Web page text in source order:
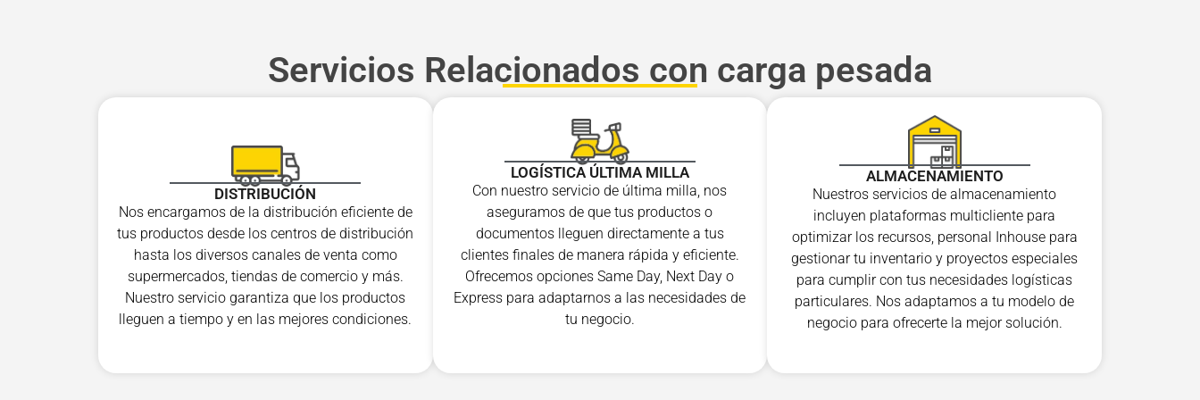
Servicios Relacionados con carga pesada
DISTRIBUCIÓN
Nos encargamos de la distribución eficiente de
tus productos desde los centros de distribución
hasta los diversos canales de venta como
supermercados, tiendas de comercio y más.
Nuestro servicio garantiza que los productos
lleguen a tiempo y en las mejores condiciones.
LOGÍSTICA ÚLTIMA MILLA
Con nuestro servicio de última milla, nos
aseguramos de que tus productos o
documentos lleguen directamente a tus
clientes finales de manera rápida y eficiente.
Ofrecemos opciones Same Day, Next Day o
Express para adaptarnos a las necesidades de
tu negocio.
ALMACENAMIENTO
Nuestros servicios de almacenamiento
incluyen plataformas multicliente para
optimizar los recursos, personal Inhouse para
gestionar tu inventario y proyectos especiales
para cumplir con tus necesidades logísticas
particulares. Nos adaptamos a tu modelo de
negocio para ofrecerte la mejor solución.